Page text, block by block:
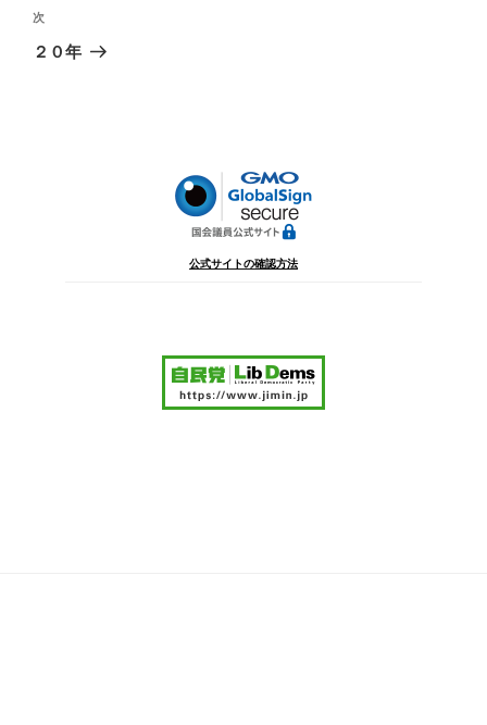
ビ
ゲ
稿
次
の
次
２０年
公式サイトの確認方法